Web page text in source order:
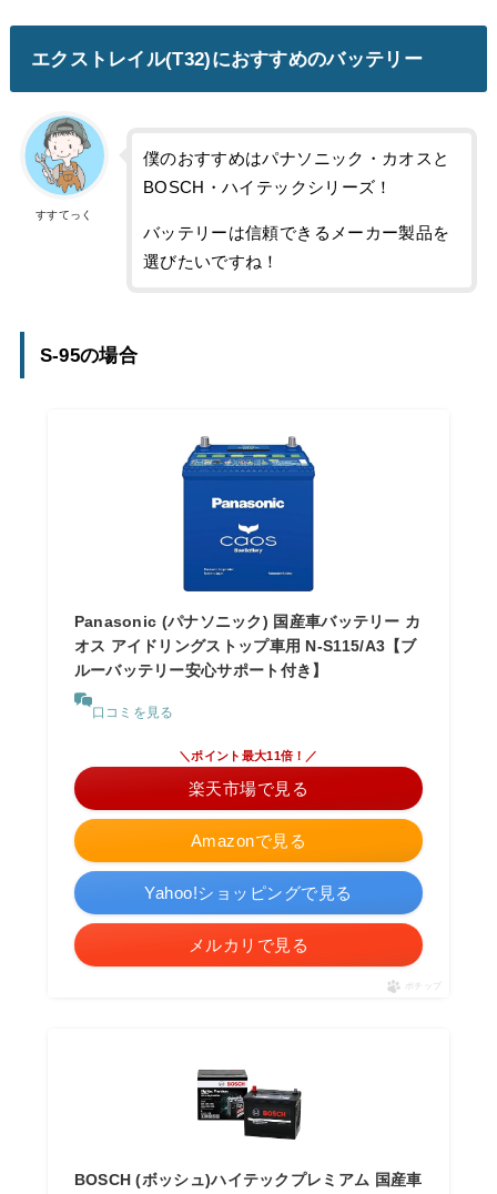
エクストレイル(T32)におすすめのバッテリー
すすてっく
僕のおすすめはパナソニック・カオスと
BOSCH・ハイテックシリーズ！
バッテリーは信頼できるメーカー製品を
選びたいですね！
S-95の場合
Panasonic (パナソニック) 国産車バッテリー カ
オス アイドリングストップ車用 N-S115/A3【ブ
ルーバッテリー安心サポート付き】
口コミを見る
Amazonで見る
＼ポイント最大11倍！／
楽天市場で見る
Yahoo!ショッピングで見る
メルカリで見る
ポチップ
BOSCH (ボッシュ)ハイテックプレミアム 国産車